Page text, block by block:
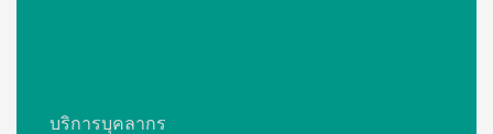
บริการบุคลากร